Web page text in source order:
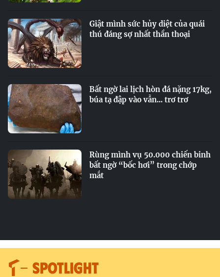
Giật mình sức hủy diệt của quái
thú đáng sợ nhất thần thoại
Bất ngờ lai lịch hòn đá nặng 17kg,
búa tạ đập vào vẫn... trơ trơ
Rùng mình vụ 50.000 chiến binh
bất ngờ “bốc hơi” trong chớp
mắt
SPOTLIGHT